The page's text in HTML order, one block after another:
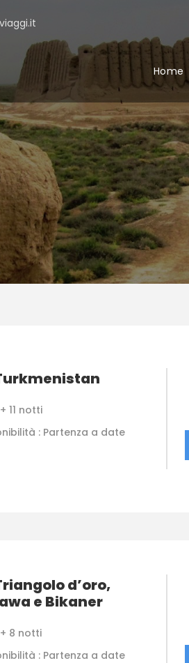
Home
11 notti
: Partenza a date
d’oro,
e Bikaner
8 notti
: Partenza a date